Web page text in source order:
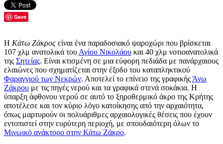
Save
Η Κάτω Ζάκρος είναι ένα παραδοσιακό ψαροχώρι που βρίσκεται
107 χλμ ανατολικά του Αγίου Νικολάου και 40 χλμ νοτιοανατολικά
της Σητείας. Είναι κτισμένη σε μια εύφορη πεδιάδα με πανάρχαιους
ελαιώνες που σχηματίζεται στην έξοδο του καταπληκτικού
Φαραγγιού των Νεκρών. Αποτελεί το επίνειο της γραφικής Άνω
Ζάκρου με τις πηγές νερού και τα γραφικά στενά σοκάκια. Η
ύπαρξη άφθονου νερού σε αυτό το ξηροθερμικό άκρο της Κρήτης
αποτέλεσε και τον κύριο λόγο κατοίκησης από την αρχαιότητα,
όπως μαρτυρούν οι πολυάριθμες αρχαιολογικές θέσεις που έχουν
εντοπιστεί στην ευρύτερη περιοχή, με σπουδαιότερη όλων το
Μινωικό ανάκτορο στην Κάτω Ζάκρο.